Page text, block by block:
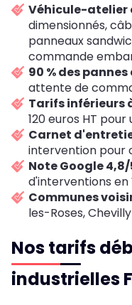
Véhicule-atelier
dimensionnés,
panneaux
commande
90 % des
attente de
Tarifs inférieurs
120 euros HT
Carnet
intervention pour
Note Google 4,8/
d'interventions
Communes
les-Roses,
Nos tarifs
industrielles